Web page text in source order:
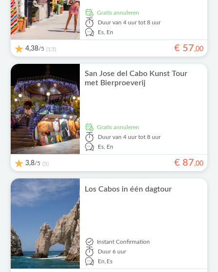
Gratis annuleren
Duur van 4 uur tot 8 uur
Es, En
4,38/5 (13) € 57,00
San Jose del Cabo Kunst Tour
met Bierproeverij
Gratis annuleren
Duur van 4 uur tot 8 uur
Es, En
3,8/5 (3) € 87,00
Los Cabos in één dagtour
Instant Confirmation
Duur 6 uur
En,Es